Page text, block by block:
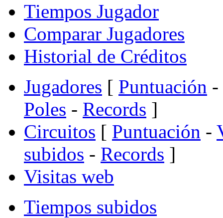
Tiempos Jugador
Comparar Jugadores
Historial de Créditos
Jugadores [ Puntuación -
Poles - Records ]
Circuitos [ Puntuación -
subidos - Records ]
Visitas web
Tiempos subidos